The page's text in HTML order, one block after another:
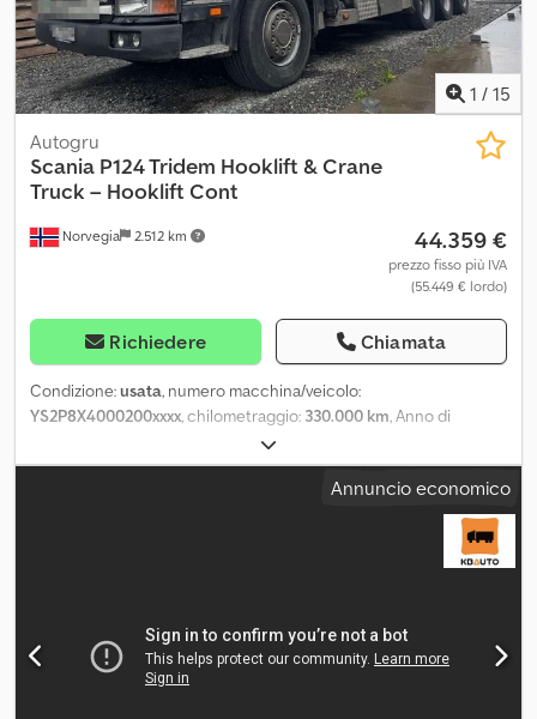
Per ulteriori informazioni si prega di contattare ATS Norway.
1 / 15
Norvegia 2.512 km
Autogru
Scania P124 Tridem Hooklift & Crane
Truck – Hooklift Cont
44.359 €
prezzo fisso più IVA
(55.449 € lordo)
Richiedere Chiamata
Condizione:usata, numero macchina/veicolo:
YS2P8X4000200xxxx, chilometraggio: 330.000 km, Anno di
, Si prega di indicare il numero di riferimento su
richiesta: 23550 Dati tecnici: - Anno di costruzione: 2004 Djdpfx
Abezqlkmsvekr - Circa 330.000 km - Cambio manuale -
posteriore - Pneumatici (vedi foto) - Gru caricatore Palfinger
PK29002, anno 2005 - Sistema scarrabile - Verricello - Cassone
8x4 - 420 CV - Cassetta attrezzi - Spargisabbia Slirej - Gancio di
traino - Telecamera posteriore - Faro rotante - Radio/CD -
Climatizzatore automatico Descrizione: Scania P124 Tridem
Annuncio economico